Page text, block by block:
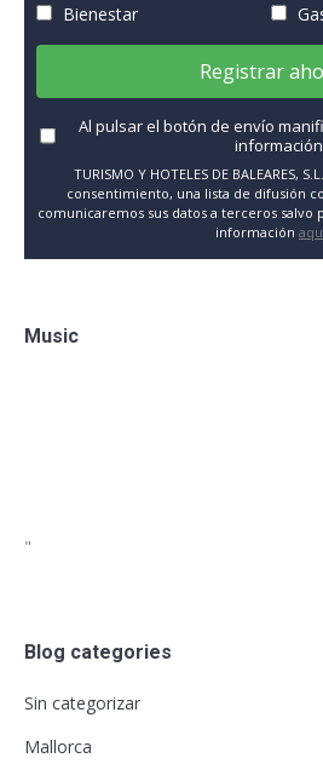
Bienestar
Registrar
Al pulsar el botón de envío
TURISMO Y HOTELES DE BALEARES,
consentimiento, una lista de difusión
comunicaremos sus datos a terceros salvo
información
Music
"
Blog categories
Sin categorizar
Mallorca